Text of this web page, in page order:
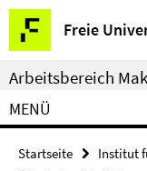
Springe
direkt
zu
Inhalt
Freie
Service-
Navigation
Arbeitsbereich
MENÜ
Startseite Institut